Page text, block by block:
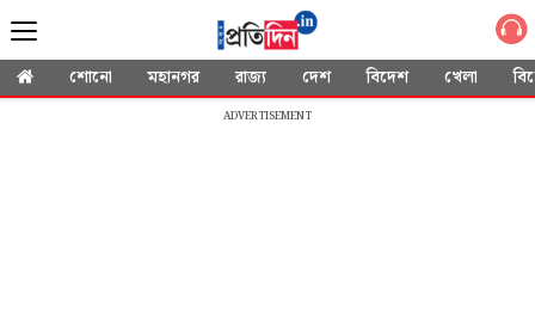
শোনো মহানগর রাজ্য দেশ বিদেশ খেলা
ADVERTISEMENT